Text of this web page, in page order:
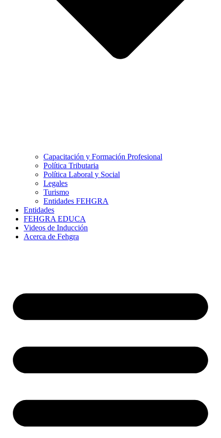
Capacitación y Formación Profesional
Política Tributaria
Política Laboral y Social
Legales
Turismo
Entidades FEHGRA
Entidades
FEHGRA EDUCA
Videos de Inducción
Acerca de Fehgra